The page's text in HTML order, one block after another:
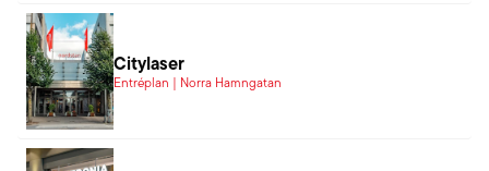
Citylaser
Entréplan | Norra Hamngatan